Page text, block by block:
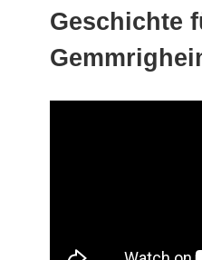
Geschichte